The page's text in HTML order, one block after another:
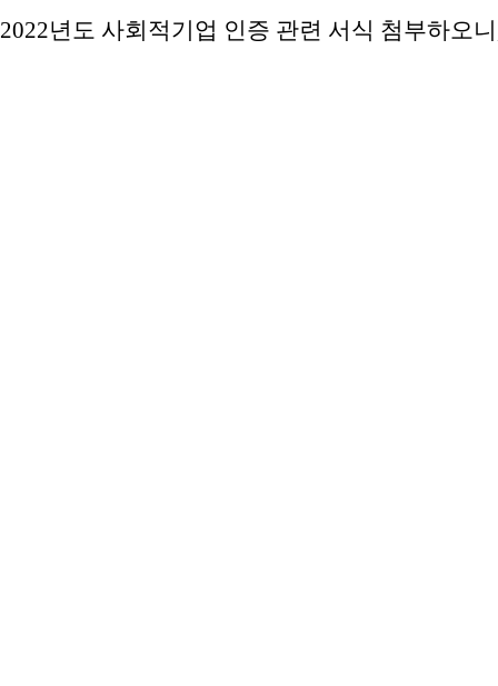
2022년도 사회적기업 인증 관련 서식 첨부하오